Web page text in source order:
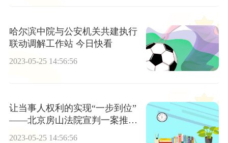
哈尔滨中院与公安机关共建执行
联动调解工作站 今日快看
2023-05-25 14:56:56
让当事人权利的实现“一步到位”
——北京房山法院宣判一案推动
两案化解|世界速讯
2023-05-25 14:56:56